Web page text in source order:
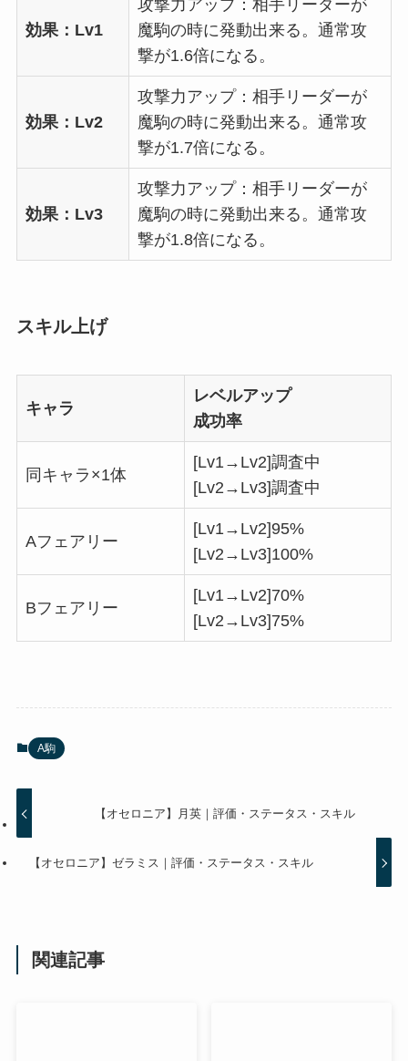
効果：Lv1
攻撃力アップ：相手リーダーが
魔駒の時に発動出来る。通常攻
撃が1.6倍になる。
効果：Lv2
攻撃力アップ：相手リーダーが
魔駒の時に発動出来る。通常攻
撃が1.7倍になる。
効果：Lv3
攻撃力アップ：相手リーダーが
魔駒の時に発動出来る。通常攻
撃が1.8倍になる。
スキル上げ
キャラ
レベルアップ
成功率
同キャラ×1体
[Lv1→Lv2]調査中
[Lv2→Lv3]調査中
Aフェアリー
[Lv1→Lv2]95%
[Lv2→Lv3]100%
Bフェアリー
[Lv1→Lv2]70%
[Lv2→Lv3]75%
A駒
【オセロニア】月英｜評価・ステータス・スキル
【オセロニア】ゼラミス｜評価・ステータス・スキル
関連記事